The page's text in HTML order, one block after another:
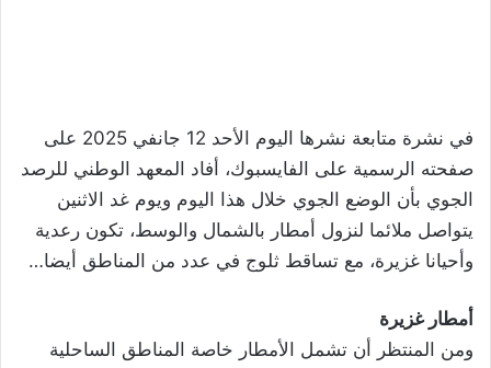
في نشرة متابعة نشرها اليوم الأحد 12 جانفي 2025 على
صفحته الرسمية على الفايسبوك، أفاد المعهد الوطني للرصد
الجوي بأن الوضع الجوي خلال هذا اليوم ويوم غد الاثنين
يتواصل ملائما لنزول أمطار بالشمال والوسط، تكون رعدية
وأحيانا غزيرة، مع تساقط ثلوج في عدد من المناطق أيضا…
أمطار غزيرة
ومن المنتظر أن تشمل الأمطار خاصة المناطق الساحلية